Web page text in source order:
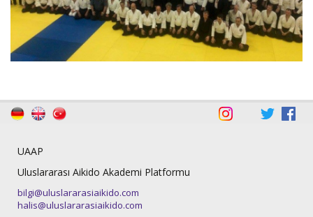
UAAP
Uluslararası Aikido Akademi Platformu
bilgi@uluslararasiaikido.com
halis@uluslararasiaikido.com